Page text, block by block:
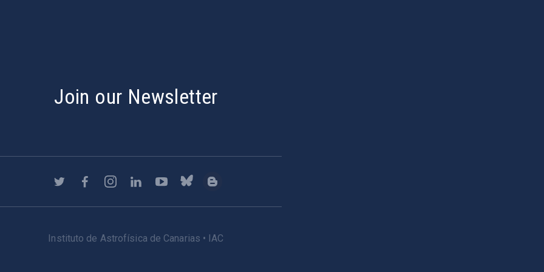
Join our Newsletter
Instituto de Astrofísica de Canarias • IAC